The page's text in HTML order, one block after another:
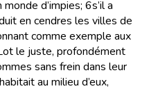
d’impies; 6s’il a
en cendres les villes de
comme exemple aux
le juste, profondément
sans frein dans leur
au milieu d’eux,